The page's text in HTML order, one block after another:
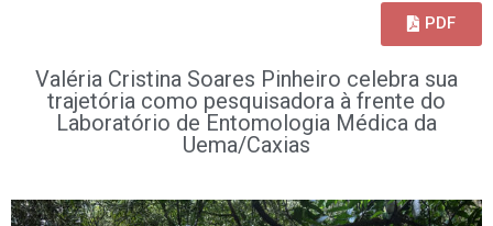
PDF
Valéria Cristina Soares Pinheiro celebra sua
trajetória como pesquisadora à frente do
Laboratório de Entomologia Médica da
Uema/Caxias